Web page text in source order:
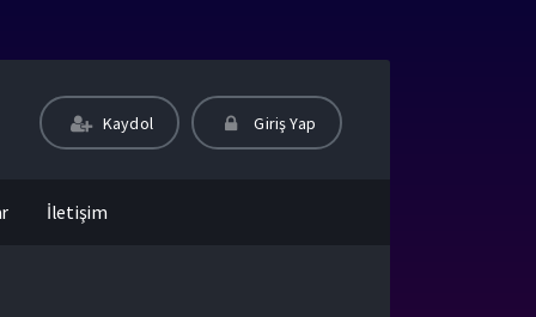
Kaydol Giriş Yap
İletişim